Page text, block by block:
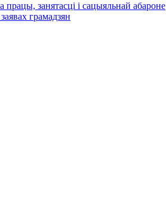
працы, занятасці і сацыяльнай абароне
грамадзян